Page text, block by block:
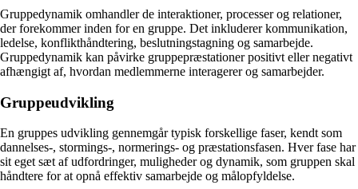
Gruppedynamik omhandler de interaktioner, processer og relationer,
der forekommer inden for en gruppe. Det inkluderer kommunikation,
ledelse, konflikthåndtering, beslutningstagning og samarbejde.
Gruppedynamik kan påvirke gruppepræstationer positivt eller negativt
afhængigt af, hvordan medlemmerne interagerer og samarbejder.
Gruppeudvikling
En gruppes udvikling gennemgår typisk forskellige faser, kendt som
dannelses-, stormings-, normerings- og præstationsfasen. Hver fase har
sit eget sæt af udfordringer, muligheder og dynamik, som gruppen skal
håndtere for at opnå effektiv samarbejde og målopfyldelse.